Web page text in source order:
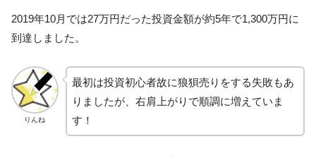
2019年10月では27万円だった投資金額が約5年で1,300万円に
到達しました。
りんね
最初は投資初心者故に狼狽売りをする失敗もあ
りましたが、右肩上がりで順調に増えていま
す！